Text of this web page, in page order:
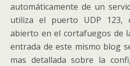
automáticamente de un
utiliza el puerto UDP 123,
abierto en el cortafuegos de
entrada de este mismo blog
mas detallada sobre la